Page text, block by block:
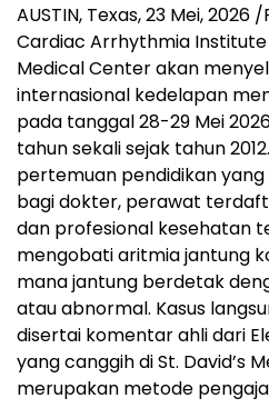
AUSTIN, Texas,23 Mei, 2026 /
Cardiac Arrhythmia Institute
Medical Center akan
internasional kedelapan
pada tanggal 28-29 Mei
tahun sekali sejak tahun
pertemuan pendidikan
bagi dokter, perawat
dan profesional kesehatan
mengobati aritmia jantung
mana jantung berdetak
atau abnormal. Kasus
disertai komentar ahli dari
yang canggih di St. David’s
merupakan metode